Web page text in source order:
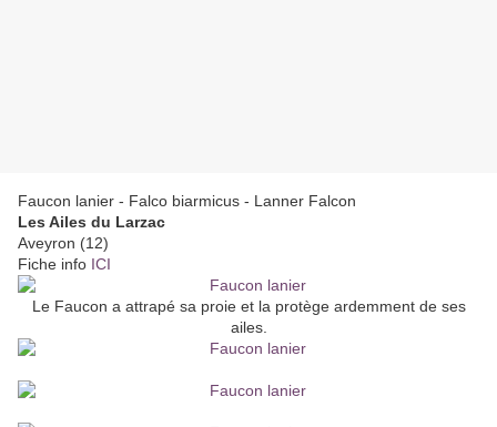
Faucon lanier - Falco biarmicus - Lanner Falcon
Les Ailes du Larzac
Aveyron (12)
Fiche info ICI
Le Faucon a attrapé sa proie et la protège ardemment de ses
ailes.